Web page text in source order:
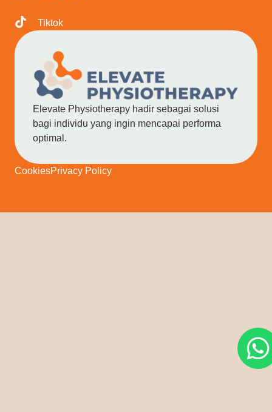
Tiktok
Elevate Physiotherapy hadir sebagai solusi
bagi individu yang ingin mencapai performa
optimal.
CookiesPrivacy Policy